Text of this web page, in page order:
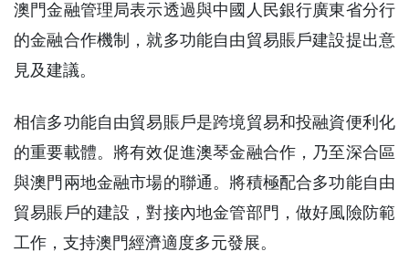
澳門金融管理局表示透過與中國人民銀行廣東省分行
的金融合作機制，就多功能自由貿易賬戶建設提出意
見及建議。
相信多功能自由貿易賬戶是跨境貿易和投融資便利化
的重要載體。將有效促進澳琴金融合作，乃至深合區
與澳門兩地金融市場的聯通。將積極配合多功能自由
貿易賬戶的建設，對接內地金管部門，做好風險防範
工作，支持澳門經濟適度多元發展。